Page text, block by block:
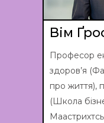
Вім
Професор
здоров’я
про життя),
(Школа